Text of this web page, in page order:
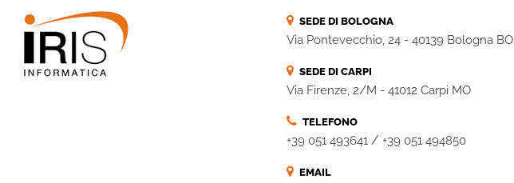
SEDE DI BOLOGNA
Via Pontevecchio, 24 - 40139 Bologna BO
SEDE DI CARPI
Via Firenze, 2/M - 41012 Carpi MO
TELEFONO
+39 051 493641/ +39 051 494850
EMAIL